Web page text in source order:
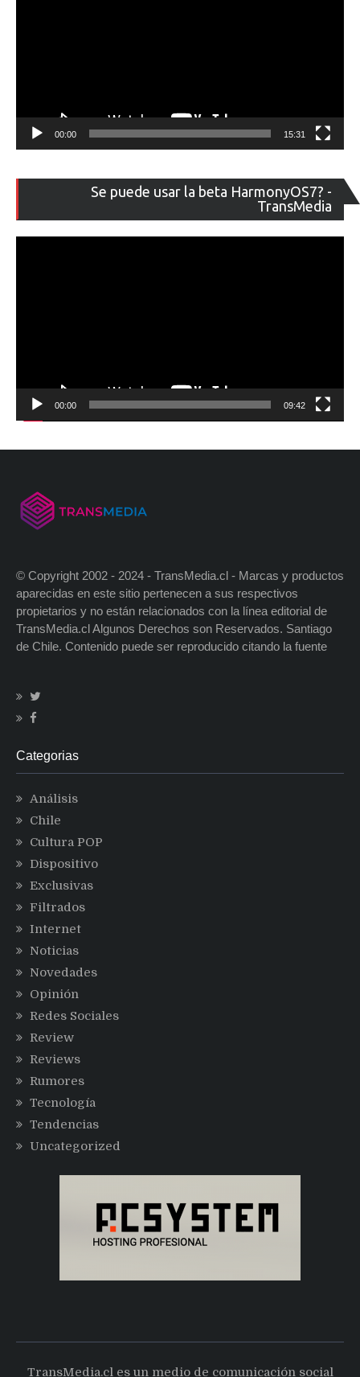
00:00 15:31
Se puede usar la beta HarmonyOS7? -
TransMedia
de
00:00 09:42
© Copyright 2002 - 2024 - TransMedia.cl - Marcas y productos
aparecidas en este sitio pertenecen a sus respectivos
propietarios y no están relacionados con la línea editorial de
TransMedia.cl Algunos Derechos son Reservados. Santiago
de Chile. Contenido puede ser reproducido citando la fuente
Categorias
Análisis
Chile
Cultura POP
Dispositivo
Exclusivas
Filtrados
Internet
Noticias
Novedades
Opinión
Redes Sociales
Review
Reviews
Rumores
Tecnología
Tendencias
Uncategorized
TransMedia.cl es un medio de comunicación social